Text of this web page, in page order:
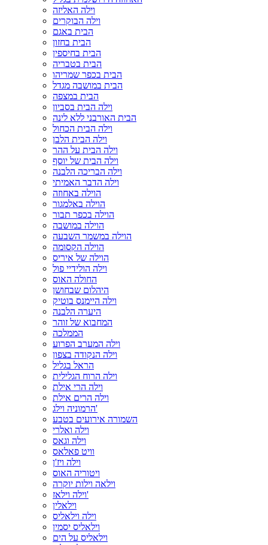
וילה האליזה
וילה הבוקרים
הבית באגם
הבית בחזון
הבית בחיספין
הבית בטבריה
הבית בכפר שמריהו
הבית במושבה מגדל
הבית במצפה
וילה הבית בסביון
הבית האורבני ללא לינה
וילה הבית הכחול
וילה הבית הלבן
וילה הבית על ההר
וילה הבית של יוסף
וילה הבריכה הלבנה
וילה הדבר האמיתי
הוילה באחוזה
הוילה באלמגור
הוילה בכפר תבור
הוילה במושבה
הוילה במשמר השבעה
הוילה הקסומה
הוילה של איריס
וילה הולידיי פול
החולה האוס
היהלום שבחושן
וילה היימנס בוטיק
היערה הלבנה
המחבוא של זוהר
הממלכה
וילה המערב הפרוע
וילה הנקודה בצפון
הראל בגליל
וילה הרוח הגלילית
וילה הרי אילת
וילה הרים אילת
הרמוניה וילג'
השמורה אירועים בטבע
וילה ואלרי
וילה וגאס
וויט פאלאס
וילה ויז'ן
ויטוריה האוס
וילאה וילות יוקרה
וילה וילאז'
וילאלין
וילה וילאליס
וילאליס יסמין
וילאליס על הים